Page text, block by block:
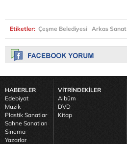
Etiketler: Çeşme Belediyesi Arkas Sanat
HABERLER
Edebiyat
Müzik
Plastik Sanatlar
Sahne Sanatları
Sinema
Yazarlar
VİTRİNDEKİLER
Albüm
DVD
Kitap